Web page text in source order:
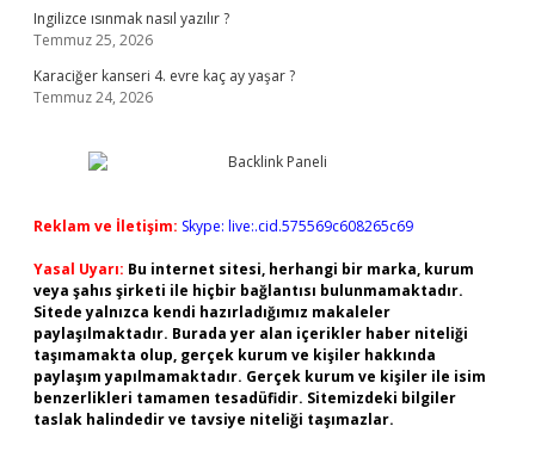
Ingilizce ısınmak nasıl yazılır ?
Temmuz 25, 2026
Karaciğer kanseri 4. evre kaç ay yaşar ?
Temmuz 24, 2026
Reklam ve İletişim: Skype: live:.cid.575569c608265c69
Yasal Uyarı: Bu internet sitesi, herhangi bir marka, kurum
veya şahıs şirketi ile hiçbir bağlantısı bulunmamaktadır.
Sitede yalnızca kendi hazırladığımız makaleler
paylaşılmaktadır. Burada yer alan içerikler haber niteliği
taşımamakta olup, gerçek kurum ve kişiler hakkında
paylaşım yapılmamaktadır. Gerçek kurum ve kişiler ile isim
benzerlikleri tamamen tesadüfidir. Sitemizdeki bilgiler
taslak halindedir ve tavsiye niteliği taşımazlar.